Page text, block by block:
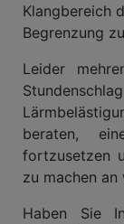
Klangbereich
Begrenzung
Leider
beraten,
fortzusetzen
zu machen an
Haben Sie